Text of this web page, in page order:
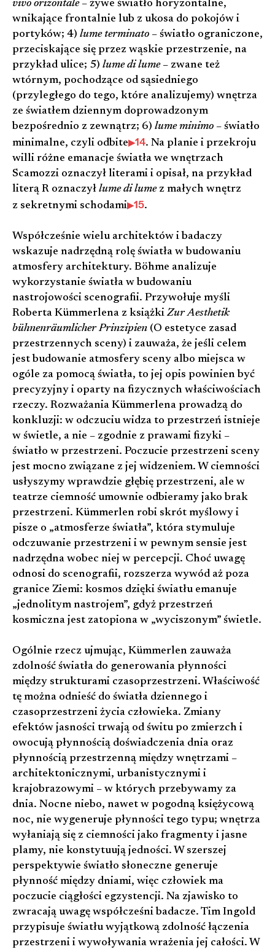
vivo orizontale– żywe światło horyzontalne,
wnikające frontalnie lub z ukosa do pokojów i
portyków; 4) lume terminato – światło ograniczone,
przeciskające się przez wąskie przestrzenie, na
przykład ulice; 5) lume di lume– zwane też
wtórnym, pochodzące od sąsiedniego
(przyległego do tego, które analizujemy) wnętrza
ze światłem dziennym doprowadzonym
bezpośrednio z zewnątrz; 6) lume minimo – światło
minimalne, czyli odbite
14. Na planie i przekroju
willi różne emanacje światła we wnętrzach
Scamozzi oznaczył literami i opisał, na przykład
literą R oznaczył lume di lumez małych wnętrz
z sekretnymi schodami
15.
Współcześnie wielu architektów i badaczy
wskazuje nadrzędną rolę światła w budowaniu
atmosfery architektury. Böhme analizuje
wykorzystanie światła w budowaniu
nastrojowości scenografii. Przywołuje myśli
Roberta Kümmerlena z książki Zur Aesthetik
bühnenräumlicher Prinzipien (O estetyce zasad
przestrzennych sceny) i zauważa, że jeśli celem
jest budowanie atmosfery sceny albo miejsca w
ogóle za pomocą światła, to jej opis powinien być
precyzyjny i oparty na fizycznych właściwościach
rzeczy. Rozważania Kümmerlena prowadzą do
konkluzji: w odczuciu widza to przestrzeń istnieje
w świetle, a nie – zgodnie z prawami fizyki –
światło w przestrzeni. Poczucie przestrzeni sceny
jest mocno związane z jej widzeniem. W ciemności
usłyszymy wprawdzie głębię przestrzeni, ale w
teatrze ciemność umownie odbieramy jako brak
przestrzeni. Kümmerlen robi skrót myślowy i
pisze o „atmosferze światła”, która stymuluje
odczuwanie przestrzeni i w pewnym sensie jest
nadrzędna wobec niej w percepcji. Choć uwagę
odnosi do scenografii, rozszerza wywód aż poza
granice Ziemi: kosmos dzięki światłu emanuje
„jednolitym nastrojem”, gdyż przestrzeń
kosmiczna jest zatopiona w „wyciszonym” świetle.
Ogólnie rzecz ujmując, Kümmerlen zauważa
zdolność światła do generowania płynności
między strukturami czasoprzestrzeni. Właściwość
tę można odnieść do światła dziennego i
czasoprzestrzeni życia człowieka. Zmiany
efektów jasności trwają od świtu po zmierzch i
owocują płynnością doświadczenia dnia oraz
płynnością przestrzenną między wnętrzami –
architektonicznymi, urbanistycznymi i
krajobrazowymi – w których przebywamy za
dnia. Nocne niebo, nawet w pogodną księżycową
noc, nie wygeneruje płynności tego typu; wnętrza
wyłaniają się z ciemności jako fragmenty i jasne
plamy, nie konstytuują jedności. W szerszej
perspektywie światło słoneczne generuje
płynność między dniami, więc człowiek ma
poczucie ciągłości egzystencji. Na zjawisko to
zwracają uwagę współcześni badacze. Tim Ingold
przypisuje światłu wyjątkową zdolność łączenia
przestrzeni i wywoływania wrażenia jej całości. W